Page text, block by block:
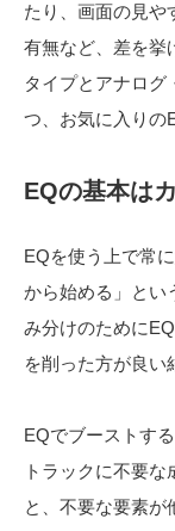
たり、画面の見や
有無など、差を挙
タイプとアナログ
つ、お気に入りの
EQの基本は
EQを使う上で常
から始める」とい
み分けのために
を削った方が良い
EQでブーストす
トラックに不要
と、不要な要素が